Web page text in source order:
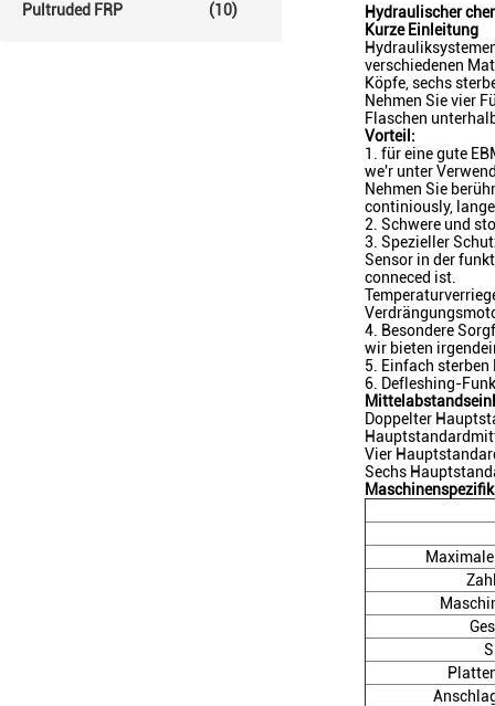
Pultruded FRP (10)
Hydraulischer
Kurze Einleitung
verschiedenen
Köpfe, sechs
Nehmen Sie vier
Flaschen
Vorteil:
1. für eine gute
we'r unter
Nehmen Sie
continiously,
2. Schwere und
3. Spezieller
Sensor in der
conneced ist.
4. Besondere
wir bieten
5. Einfach
6. Defleshing-
Doppelter
Vier
Sechs